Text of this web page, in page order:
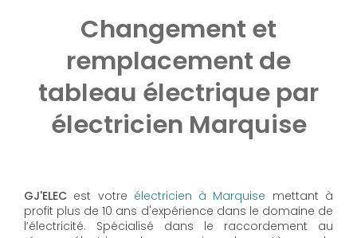
Changement et
remplacement de
tableau électrique par
électricien Marquise
GJ'ELEC est votre électricien à Marquise mettant à
profit plus de 10 ans d'expérience dans le domaine de
l’électricité. Spécialisé dans le raccordement au